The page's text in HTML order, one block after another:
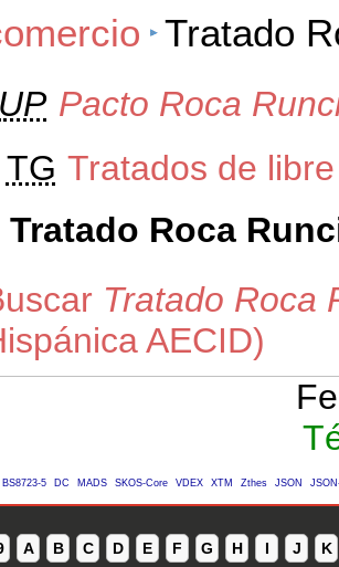
Tratado
UP Pacto Roca
TG Tratados de
Tratado Roca
Tratado Roca
AECID)
BS8723-5 DC MADS SKOS-Core VDEX XTM Zthes JSON
A B C D E F G H I J K